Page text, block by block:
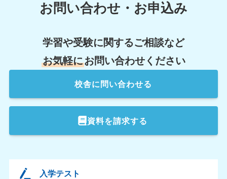
お問い合わせ・お申込み
学習や受験に関するご相談など
お気軽にお問い合わせください
校舎に問い合わせる
資料を請求する
入学テスト